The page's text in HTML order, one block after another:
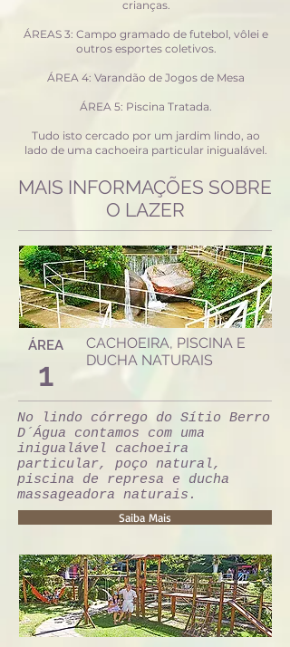
crianças.
ÁREAS 3: Campo gramado de futebol, vôlei e
outros esportes coletivos.
ÁREA 4: Varandão de Jogos de Mesa
ÁREA 5: Piscina Tratada.
Tudo isto cercado por um jardim lindo, ao
lado de uma cachoeira particular inigualável.
MAIS INFORMAÇÕES SOBRE
O LAZER
ÁREA
1
CACHOEIRA, PISCINA E
DUCHA NATURAIS
No lindo córrego do Sítio Berro
D´Água contamos com uma
inigualável cachoeira
particular, poço natural,
piscina de represa e ducha
massageadora naturais.
Saiba Mais